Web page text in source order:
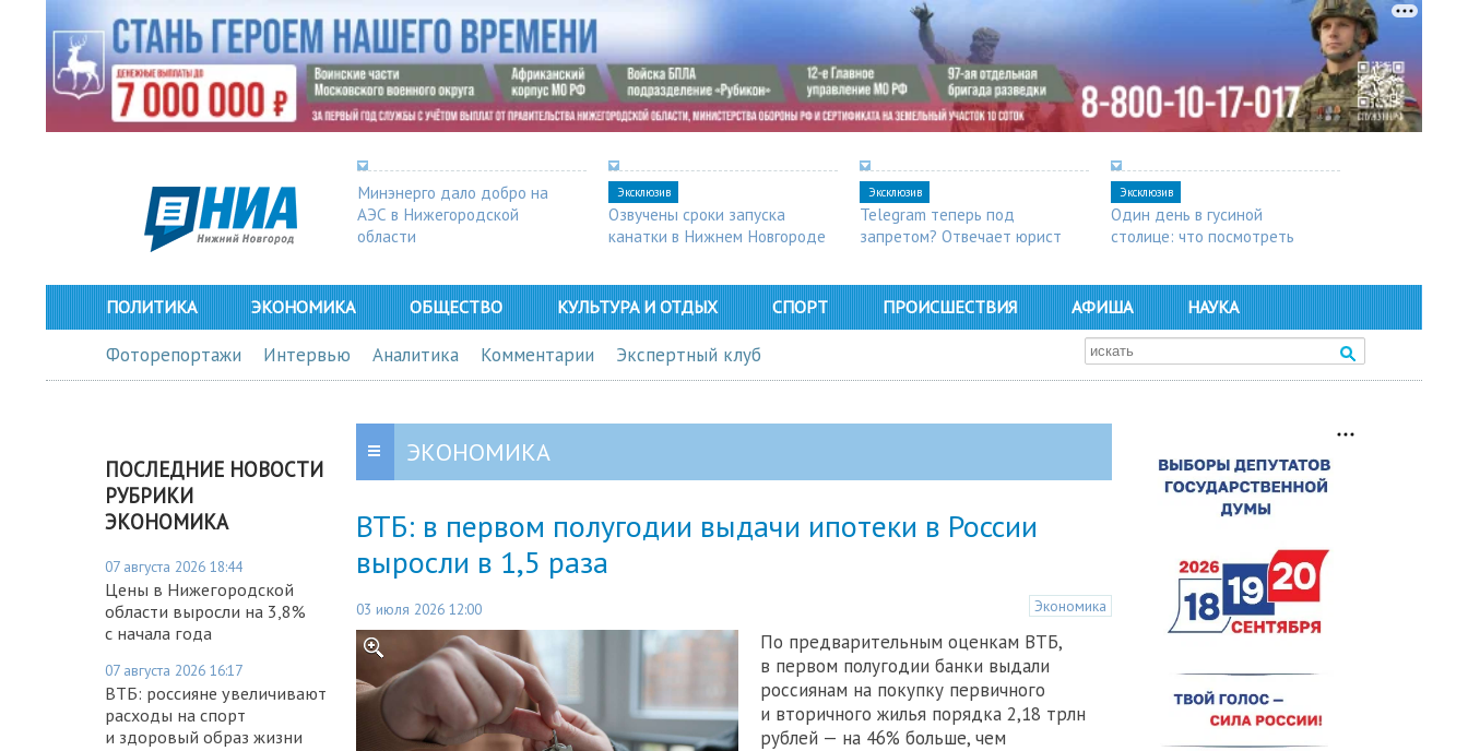
Минэнерго дало добро на
АЭС в Нижегородской
области
Эксклюзив
Озвучены сроки запуска
канатки в Нижнем Новгороде
Эксклюзив
Telegram теперь под
запретом? Отвечает юрист
Эксклюзив
Один день в гусиной
столице: что посмотреть
ПОЛИТИКА ЭКОНОМИКА ОБЩЕСТВО КУЛЬТУРА И ОТДЫХ СПОРТ ПРОИСШЕСТВИЯ АФИША НАУКА
Фоторепортажи Интервью Аналитика Комментарии Экспертный клуб
ПОСЛЕДНИЕ НОВОСТИ
РУБРИКИ
ЭКОНОМИКА
07 августа 2026 18:44
Цены в Нижегородской
области выросли на 3,8%
с начала года
07 августа 2026 16:17
ВТБ: россияне увеличивают
расходы на спорт
и здоровый образ жизни
ЭКОНОМИКА
ВТБ: в первом полугодии выдачи ипотеки в России
выросли в 1,5 раза
03 июля 2026 12:00 Экономика
По предварительным оценкам ВТБ,
в первом полугодии банки выдали
россиянам на покупку первичного
и вторичного жилья порядка 2,18 трлн
рублей — на 46% больше, чем